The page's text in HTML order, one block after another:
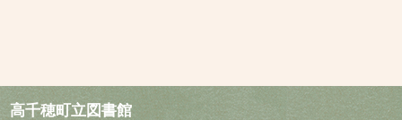
高千穂町立図書館